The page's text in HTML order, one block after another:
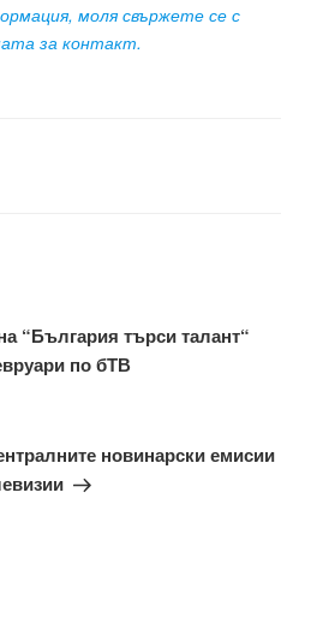
моля свържете се с
за контакт.
“България търси талант“
по бТВ
новинарски емисии